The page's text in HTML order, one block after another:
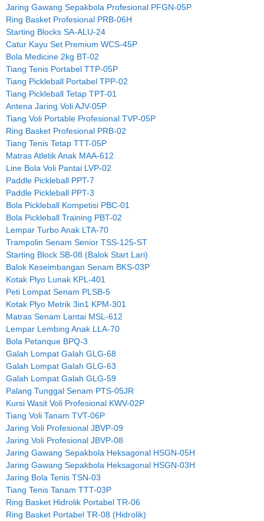
Jaring Gawang Sepakbola Profesional PFGN-05P
Ring Basket Profesional PRB-06H
Starting Blocks SA-ALU-24
Catur Kayu Set Premium WCS-45P
Bola Medicine 2kg BT-02
Tiang Tenis Portabel TTP-05P
Tiang Pickleball Portabel TPP-02
Tiang Pickleball Tetap TPT-01
Antena Jaring Voli AJV-05P
Tiang Voli Portable Profesional TVP-05P
Ring Basket Profesional PRB-02
Tiang Tenis Tetap TTT-05P
Matras Atletik Anak MAA-612
Line Bola Voli Pantai LVP-02
Paddle Pickleball PPT-7
Paddle Pickleball PPT-3
Bola Pickleball Kompetisi PBC-01
Bola Pickleball Training PBT-02
Lempar Turbo Anak LTA-70
Trampolin Senam Senior TSS-125-ST
Starting Block SB-08 (Balok Start Lari)
Balok Keseimbangan Senam BKS-03P
Kotak Plyo Lunak KPL-401
Peti Lompat Senam PLSB-5
Kotak Plyo Metrik 3in1 KPM-301
Matras Senam Lantai MSL-612
Lempar Lembing Anak LLA-70
Bola Petanque BPQ-3
Galah Lompat Galah GLG-68
Galah Lompat Galah GLG-63
Galah Lompat Galah GLG-59
Palang Tunggal Senam PTS-05JR
Kursi Wasit Voli Profesional KWV-02P
Tiang Voli Tanam TVT-06P
Jaring Voli Profesional JBVP-09
Jaring Voli Profesional JBVP-08
Jaring Gawang Sepakbola Heksagonal HSGN-05H
Jaring Gawang Sepakbola Heksagonal HSGN-03H
Jaring Bola Tenis TSN-03
Tiang Tenis Tanam TTT-03P
Ring Basket Hidrolik Portabel TR-06
Ring Basket Portabel TR-08 (Hidrolik)